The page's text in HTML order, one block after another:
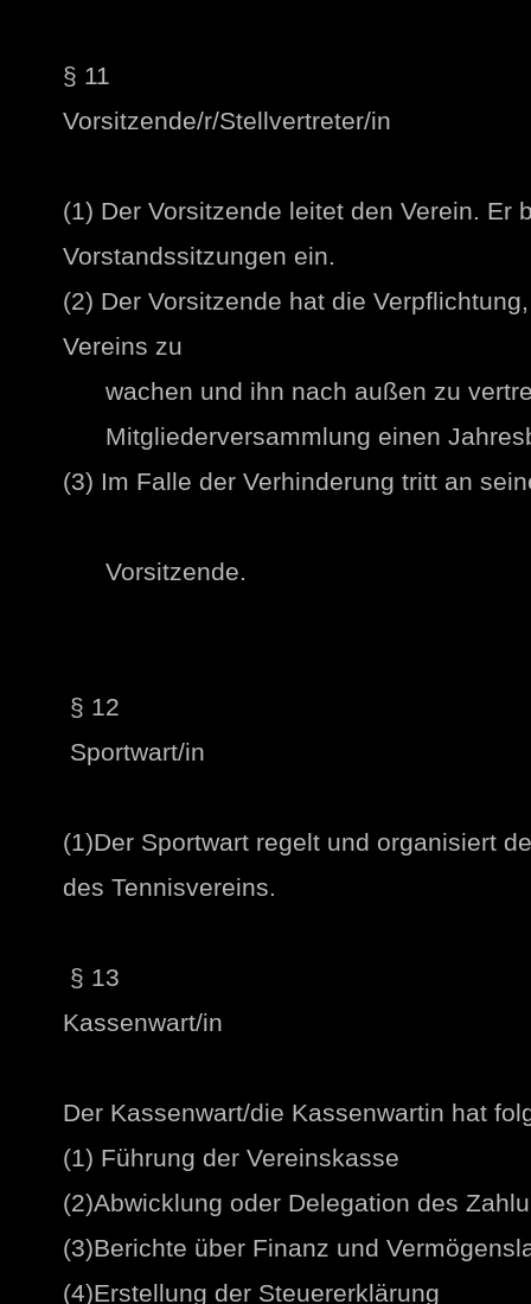
§ 11
Vorsitzende/r/Stellvertreter/in
(1) Der Vorsitzende leitet den Verein. Er
Vorstandssitzungen ein.
(2) Der Vorsitzende hat die
Vereins zu
wachen und ihn nach außen zu
Mitgliederversammlung einen
(3) Im Falle der Verhinderung tritt an
Vorsitzende.
§ 12
Sportwart/in
(1)Der Sportwart regelt und organisiert
des Tennisvereins.
§ 13
Kassenwart/in
Der Kassenwart/die Kassenwartin hat
(1) Führung der Vereinskasse
(2)Abwicklung oder Delegation des
(3)Berichte über Finanz und
(4)Erstellung der Steuererklärung